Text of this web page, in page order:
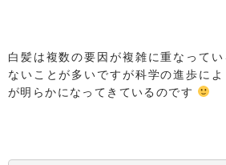
白髪は複数の要因が複雑に重なって
ないことが多いですが科学の進歩に
が明らかになってきているのです